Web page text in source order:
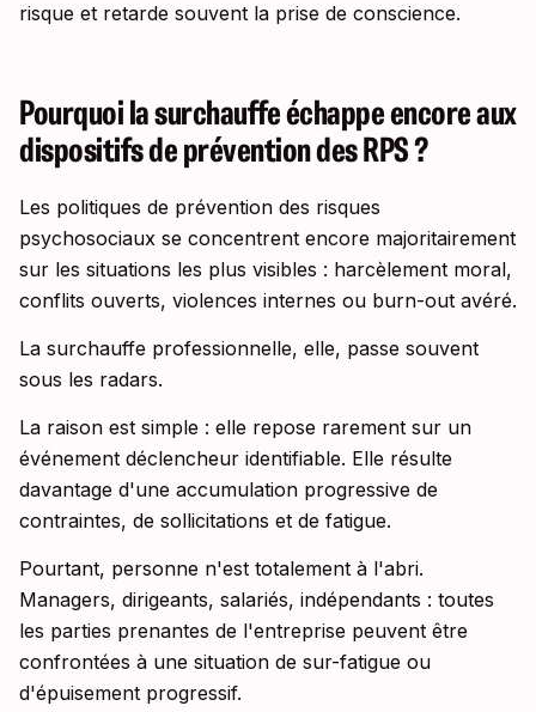
risque et retarde souvent la prise de conscience.
Pourquoi la surchauffe échappe encore aux
dispositifs de prévention des RPS ?
Les politiques de prévention des risques
psychosociaux se concentrent encore majoritairement
sur les situations les plus visibles : harcèlement moral,
conflits ouverts, violences internes ou burn-out avéré.
La surchauffe professionnelle, elle, passe souvent
sous les radars.
La raison est simple : elle repose rarement sur un
événement déclencheur identifiable. Elle résulte
davantage d'une accumulation progressive de
contraintes, de sollicitations et de fatigue.
Pourtant, personne n'est totalement à l'abri.
Managers, dirigeants, salariés, indépendants : toutes
les parties prenantes de l'entreprise peuvent être
confrontées à une situation de sur-fatigue ou
d'épuisement progressif.